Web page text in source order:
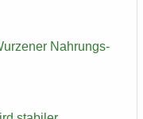
Nah­rungs­